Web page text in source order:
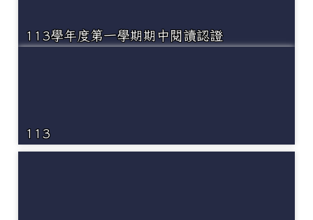
113學年度第一學期期中閱讀認證
113